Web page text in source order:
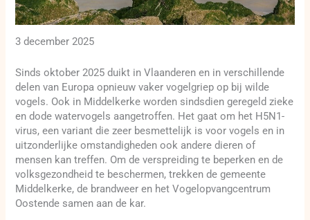
3 december 2025
Sinds oktober 2025 duikt in Vlaanderen en in verschillende
delen van Europa opnieuw vaker vogelgriep op bij wilde
vogels. Ook in Middelkerke worden sindsdien geregeld zieke
en dode watervogels aangetroffen. Het gaat om het H5N1-
virus, een variant die zeer besmettelijk is voor vogels en in
uitzonderlijke omstandigheden ook andere dieren of
mensen kan treffen. Om de verspreiding te beperken en de
volksgezondheid te beschermen, trekken de gemeente
Middelkerke, de brandweer en het Vogelopvangcentrum
Oostende samen aan de kar.